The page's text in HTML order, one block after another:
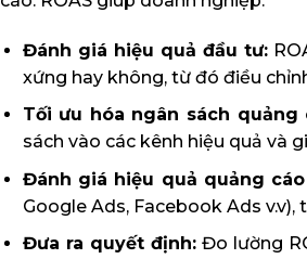
Đánh giá hiệu quả đầu tư:
xứng hay không, từ đó điều
Tối ưu hóa ngân sách quảng
sách vào các kênh hiệu quả và
Đánh giá hiệu quả quảng
Google Ads, Facebook Ads
Đưa ra quyết định: Đo lường